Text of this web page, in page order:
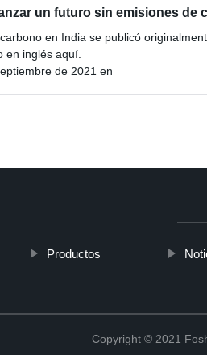
un futuro sin emisiones de
en India se publicó
en inglés aquí.
de 2021 en
Productos
Copyright © 2021